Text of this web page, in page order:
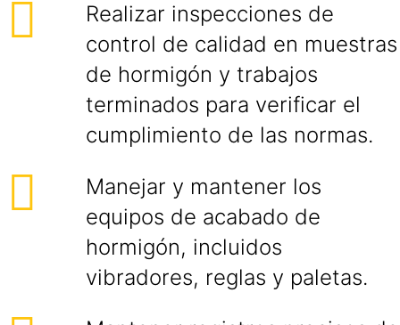
Realizar inspecciones de
control de calidad en muestras
de hormigón y trabajos
terminados para verificar el
cumplimiento de las normas.
Manejar y mantener los
equipos de acabado de
hormigón, incluidos
vibradores, reglas y paletas.